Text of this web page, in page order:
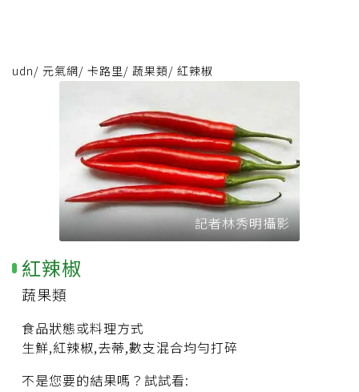
udn/ 元氣網/ 卡路里/ 蔬果類/ 紅辣椒
記者林秀明攝影
紅辣椒
蔬果類
食品狀態或料理方式
生鮮,紅辣椒,去蒂,數支混合均勻打碎
不是您要的結果嗎？試試看: